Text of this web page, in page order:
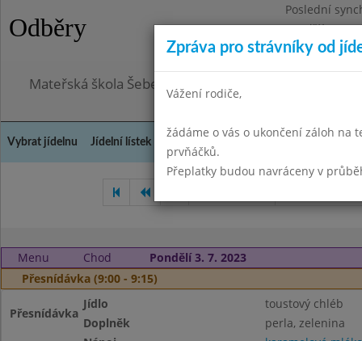
Odběry
Poslední
Pondělí
Omezení
Mateřská škola Šebetov, příspěvková organizace
Vybrat jídelnu Jídelní lístek
Menu Chod
Pondělí 3. 7. 2023
Přesnídávka (9:00 - 9:15)
Přesnídávka
Jídlo
toustový chléb
Doplněk
perla, zelenina
Zpráva pro strávníky od
Vážení rodiče,
žádáme o vás o ukončení záloh na
prvňáčků.
Přeplatky budou navráceny v